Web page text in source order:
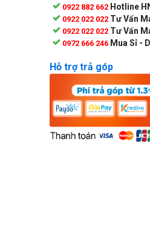
0922 882 662 Hotline
0922 022 022 Tư Vấn
0922 022 022 Tư Vấn
0972 666 246 Mua Sỉ -
Hỗ trợ trả góp